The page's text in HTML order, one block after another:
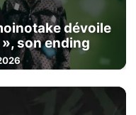
dévoile
son ending